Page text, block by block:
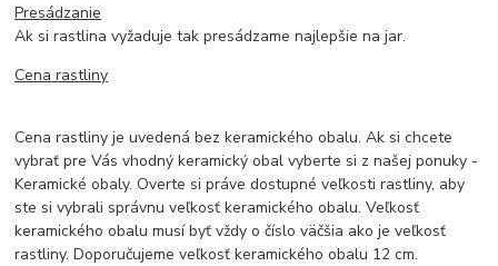
Presádzanie
Ak si rastlina vyžaduje tak presádzame najlepšie na jar.
Cena rastliny
Cena rastliny je uvedená bez keramického obalu. Ak si chcete
vybrať pre Vás vhodný keramický obal vyberte si z našej ponuky -
Keramické obaly. Overte si práve dostupné veľkosti rastliny, aby
ste si vybrali správnu veľkosť keramického obalu. Veľkosť
keramického obalu musí byť vždy o číslo väčšia ako je veľkosť
rastliny. Doporučujeme veľkosť keramického obalu 12 cm.